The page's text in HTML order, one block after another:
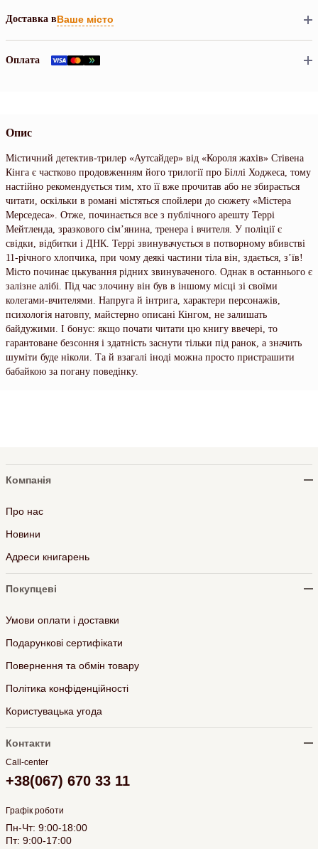
Доставка вВаше місто
Оплата
Опис
Містичний детектив-трилер «Аутсайдер» від «Короля жахів» Стівена
Кінга є частково продовженням його трилогії про Біллі Ходжеса, тому
настійно рекомендується тим, хто її вже прочитав або не збирається
читати, оскільки в романі містяться спойлери до сюжету «Містера
Мерседеса». Отже, починається все з публічного арешту Террі
Мейтленда, зразкового сім’янина, тренера і вчителя. У поліції є
свідки, відбитки і ДНК. Террі звинувачується в потворному вбивстві
11-річного хлопчика, при чому деякі частини тіла він, здається, з’їв!
Місто починає цькування рідних звинуваченого. Однак в останнього є
залізне алібі. Під час злочину він був в іншому місці зі своїми
колегами-вчителями. Напруга й інтрига, характери персонажів,
психологія натовпу, майстерно описані Кінгом, не залишать
байдужими. І бонус: якщо почати читати цю книгу ввечері, то
гарантоване безсоння і здатність заснути тільки під ранок, а значить
шуміти буде ніколи. Та й взагалі іноді можна просто пристрашити
бабайкою за погану поведінку.
Компанія
Про нас
Новини
Адреси книгарень
Покупцеві
Умови оплати і доставки
Подарункові сертифікати
Повернення та обмін товару
Політика конфіденційності
Користувацька угода
Контакти
Call-center
+38(067) 670 33 11
Графік роботи
Пн-Чт: 9:00-18:00
Пт: 9:00-17:00